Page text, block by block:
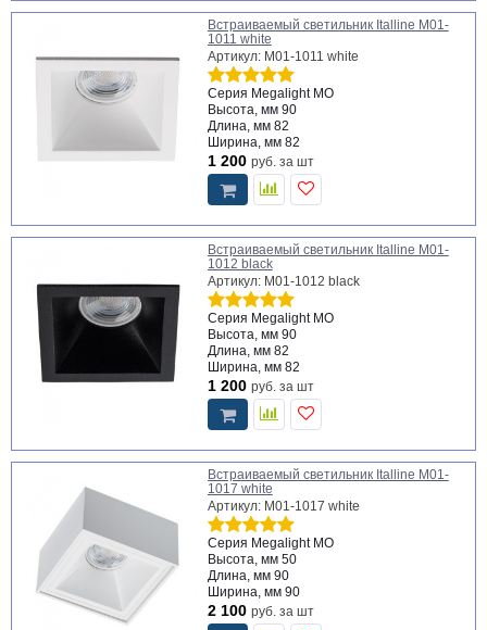
Встраиваемый светильник Italline M01-
1011 white
Артикул: M01-1011 white
Серия Megalight MO
Высота, мм 90
Длина, мм 82
Ширина, мм 82
1 200 руб. за шт
Встраиваемый светильник Italline M01-
1012 black
Артикул: M01-1012 black
Серия Megalight MO
Высота, мм 90
Длина, мм 82
Ширина, мм 82
1 200 руб. за шт
Встраиваемый светильник Italline M01-
1017 white
Артикул: M01-1017 white
Серия Megalight MO
Высота, мм 50
Длина, мм 90
Ширина, мм 90
2 100 руб. за шт